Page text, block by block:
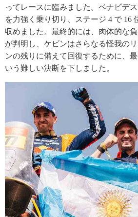
ってレースに臨みました。ベナビデ
を力強く乗り切り、ステージ 4 で 16
収めました。最終的には、肉体的な
が判明し、ケビンはさらなる怪我の
ンの残りに備えて回復するために、
いう難しい決断を下しました。